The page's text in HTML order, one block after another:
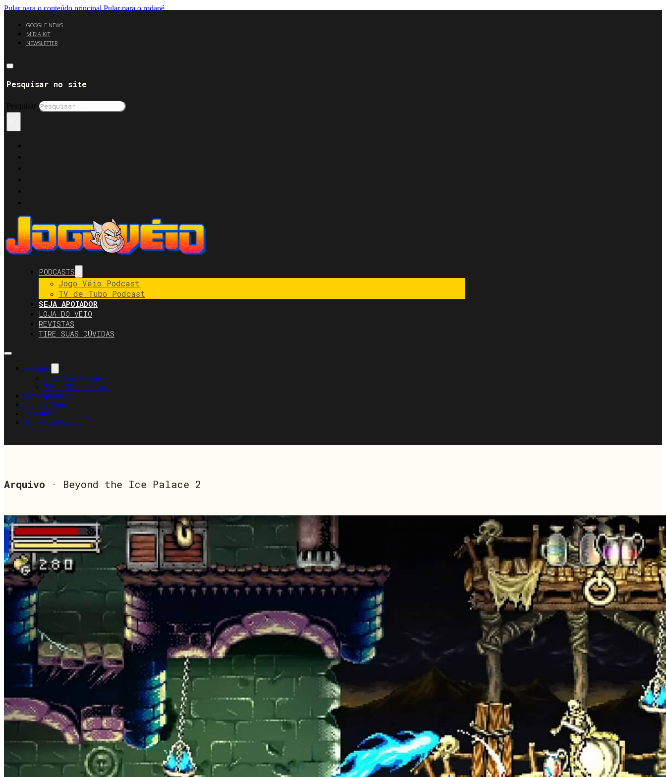
Pular para o conteúdo principal Pular para o rodapé
GOOGLE NEWS
MÍDIA KIT
NEWSLETTER
Pesquisar no site
Pesquisar
PODCASTS
Jogo Véio Podcast
TV de Tubo Podcast
SEJA APOIADOR
LOJA DO VÉIO
REVISTAS
TIRE SUAS DÚVIDAS
Podcasts
Jogo Véio Podcast
TV de Tubo Podcast
Seja Apoiador
Loja do Véio
Revistas
Tire Suas Dúvidas
Arquivo · Beyond the Ice Palace 2